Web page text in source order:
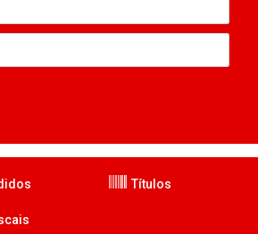
Títulos